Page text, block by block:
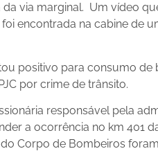
via marginal. Um vídeo
encontrada na cabine de
positivo para consumo
por crime de trânsito.
responsável pela
a ocorrência no km 401
Corpo de Bombeiros